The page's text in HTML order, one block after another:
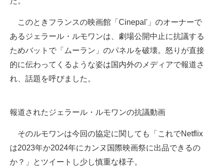
このときフランスの映画館「Cinepal'」のオーナーで
あるジェラール・ルモワンは、劇場公開中止に抗議する
ためバットで「ムーラン」のパネルを破壊。怒りが直接
的に伝わってくるような姿は国内外のメディアで報道さ
れ、話題を呼びました。
報道されたジェラール・ルモワンの抗議動画
そのルモワンは今回の協定に関しても「これでNetflix
は2023年か2024年にカンヌ国際映画祭に出品できるの
か？」とツイートし少し慎重な様子。